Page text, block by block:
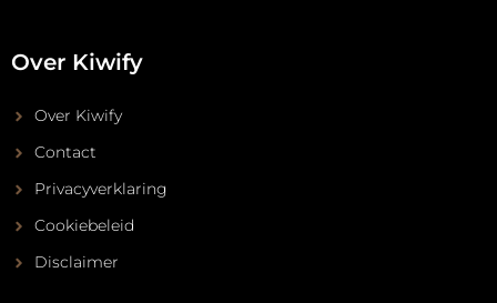
Over Kiwify
Over Kiwify
Contact
Privacyverklaring
Cookiebeleid
Disclaimer